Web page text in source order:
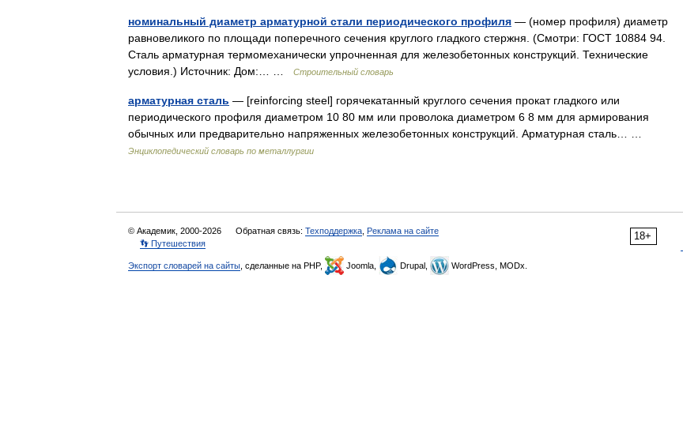
номинальный диаметр арматурной стали периодического профиля — (номер профиля) диаметр
равновеликого по площади поперечного сечения круглого гладкого стержня. (Смотри: ГОСТ 10884 94.
Сталь арматурная термомеханически упрочненная для железобетонных конструкций. Технические
условия.) Источник: Дом:… …
Строительный словарь
арматурная сталь — [reinforcing steel] горячекатанный круглого сечения прокат гладкого или
периодического профиля диаметром 10 80 мм или проволока диаметром 6 8 мм для армирования
обычных или предварительно напряженных железобетонных конструкций. Арматурная сталь… …
Энциклопедический словарь по металлургии
18+
© Академик, 2000-2026 Обратная связь: Техподдержка Реклама на сайте
👣 Путешествия
Экспорт словарей на сайты , сделанные на PHP, Joomla, Drupal, WordPress, MODx.